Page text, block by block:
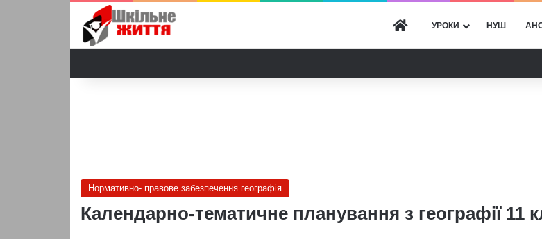
ГОЛОВНА
УРОКИ НУШ
Нормативно- правове забезпечення географія
Календарно-тематичне планування з географії 11